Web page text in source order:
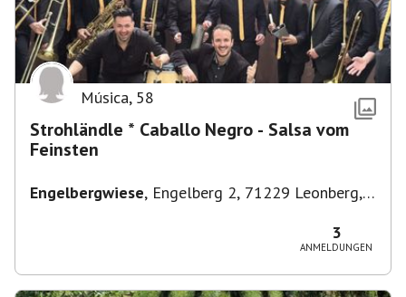
Música, 58
Strohländle * Caballo Negro - Salsa vom
Feinsten
Engelbergwiese, Engelberg 2, 71229 Leonberg,
3
ANMELDUNGEN